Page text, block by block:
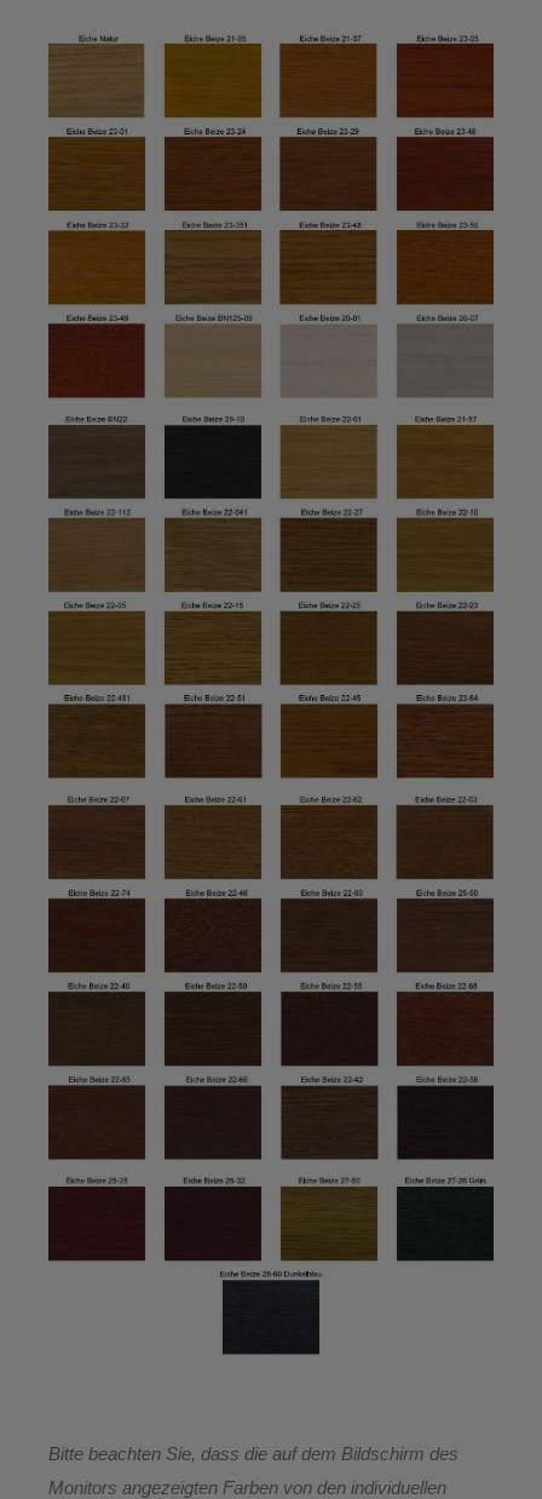
Bitte beachten Sie, dass die auf dem Bildschirm des
Monitors angezeigten Farben von den individuellen